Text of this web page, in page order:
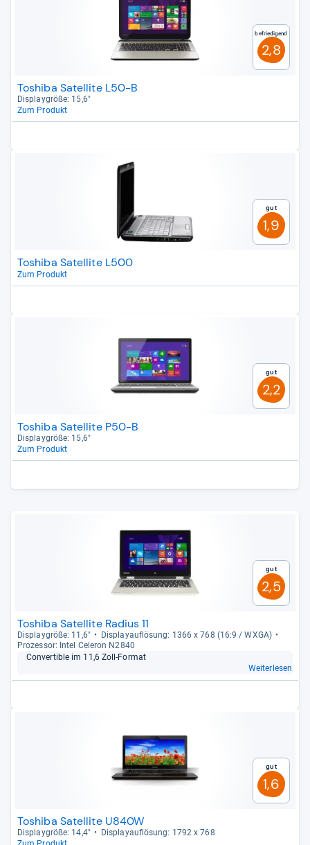
Befriedigend
2,8
Toshiba Satellite L50-B
Dis­play­größe: 15,6"
Zum Produkt
Gut
1,9
Toshiba Satellite L500
Zum Produkt
Gut
2,2
Toshiba Satellite P50-B
Dis­play­größe: 15,6"
Zum Produkt
Gut
2,5
Toshiba Satellite Radius 11
Dis­play­größe: 11,6"
Dis­pla­yauf­lö­sung: 1366 x 768 (16:9 / WXGA)
Pro­zes­sor: Intel Cele­ron N2840
Con­ver­ti­ble im 11,6 Zoll-​For­mat
Weiterlesen
Gut
1,6
Toshiba Satellite U840W
Dis­play­größe: 14,4"
Dis­pla­yauf­lö­sung: 1792 x 768